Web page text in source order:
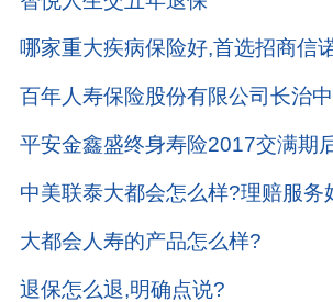
哪家重大疾病保险好,首选招商信
大都会人寿的产品怎么样?
退保怎么退,明确点说?